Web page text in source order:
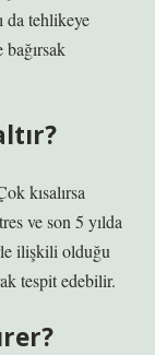
da tehlikeye
bağırsak
kısalırsa
ve son 5 yılda
ilişkili olduğu
tespit edebilir.